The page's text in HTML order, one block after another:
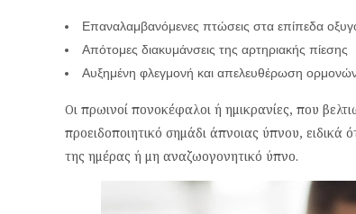
Επαναλαμβανόμενες πτώσεις στα επίπεδα
Απότομες διακυμάνσεις της αρτηριακής πίεσης
Αυξημένη φλεγμονή και απελευθέρωση
Οι πρωινοί πονοκέφαλοι ή ημικρανίες, που
προειδοποιητικό σημάδι άπνοιας ύπνου,
της ημέρας ή μη αναζωογονητικό ύπνο.